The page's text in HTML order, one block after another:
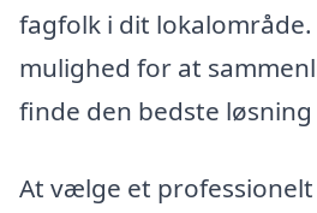
fagfolk i dit
mulighed for at
finde den bedste
At vælge et